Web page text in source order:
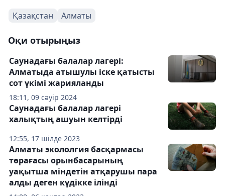
Қазақстан Алматы
Оқи отырыңыз
18:11, 09 сәуір 2024
Саунадағы балалар лагері:
Алматыда атышулы іске қатысты
сот үкімі жарияланды
12:55, 17 шілде 2023
Саунадағы балалар лагері
халықтың ашуын келтірді
Алматы экололгия басқармасы
төрағасы орынбасарының
уақытша міндетін атқарушы пара
алды деген күдікке ілінді